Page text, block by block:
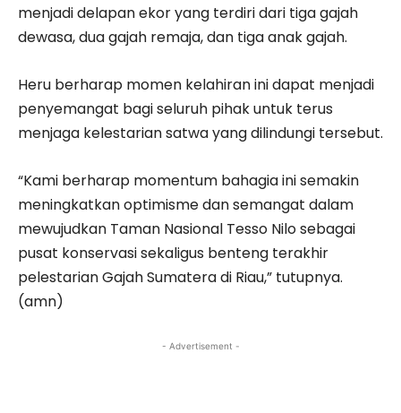
menjadi delapan ekor yang terdiri dari tiga gajah
dewasa, dua gajah remaja, dan tiga anak gajah.
Heru berharap momen kelahiran ini dapat menjadi
penyemangat bagi seluruh pihak untuk terus
menjaga kelestarian satwa yang dilindungi tersebut.
“Kami berharap momentum bahagia ini semakin
meningkatkan optimisme dan semangat dalam
mewujudkan Taman Nasional Tesso Nilo sebagai
pusat konservasi sekaligus benteng terakhir
pelestarian Gajah Sumatera di Riau,” tutupnya.
(amn)
- Advertisement -